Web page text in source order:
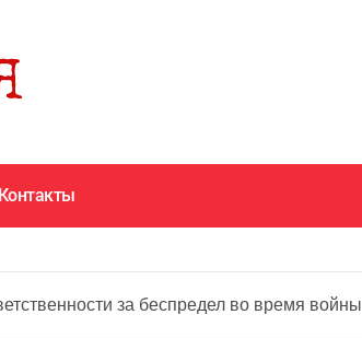
Контакты
за беспредел во время войны